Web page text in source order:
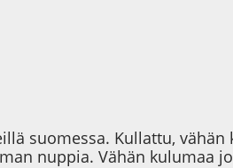
suomessa. Kullattu,
nuppia. Vähän kulumaa